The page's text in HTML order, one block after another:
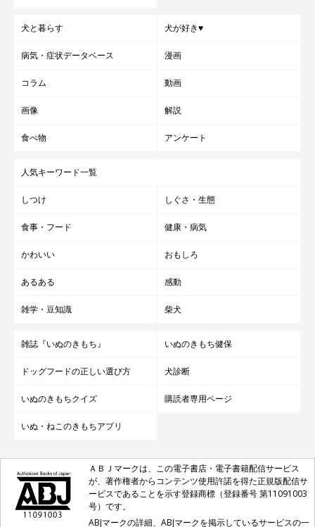
犬と暮らす 犬が好き♥
病気・症状データベース 漫画
コラム 動画
画像 解説
食べ物 アンケート
人気キーワード一覧
しつけ しぐさ・生態
食事・フード 健康・病気
かわいい おもしろ
あるある 感動
雑学・豆知識 柴犬
雑誌『いぬのきもち』 いぬのきもち健保
ドッグフードの正しい選び方 犬診断
いぬのきもちクイズ 購読者専用ページ
いぬ・ねこのきもちアプリ
ＡＢＪマークは、この電子書店・電子書籍配信サービス
が、著作権者からコンテンツ使用許諾を得た正規版配信サ
ービスであることを示す登録商標（登録番号 第11091003
号）です。
ABJマークの詳細、ABJマークを掲示しているサービスの一